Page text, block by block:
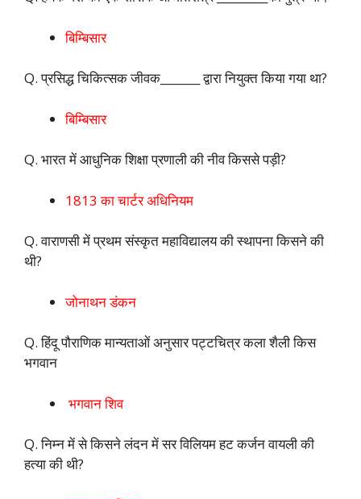
बिम्बिसार
Q. प्रसिद्ध चिकित्सक जीवक_______ द्वारा नियुक्त किया गया था?
बिम्बिसार
Q. भारत में आधुनिक शिक्षा प्रणाली की नीव किससे पड़ी?
1813 का चार्टर अधिनियम
Q. वाराणसी में प्रथम संस्कृत महाविद्यालय की स्थापना किसने की
थी?
जोनाथन डंकन
Q. हिंदू पौराणिक मान्यताओं अनुसार पट्टचित्र कला शैली किस
भगवान
भगवान शिव
Q. निम्न में से किसने लंदन में सर विलियम हट कर्जन वायली की
हत्या की थी?